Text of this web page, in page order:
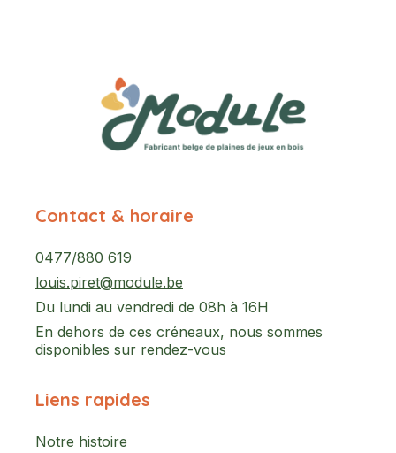
Contact & horaire
0477/880 619
louis.piret@module.be
Du lundi au vendredi de 08h à 16H
En dehors de ces créneaux, nous sommes
disponibles sur rendez-vous
Liens rapides
Notre histoire